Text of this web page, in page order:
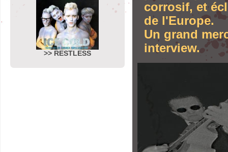
>> RESTLESS
corrosif, et
de l'Europe.
Un grand
interview.